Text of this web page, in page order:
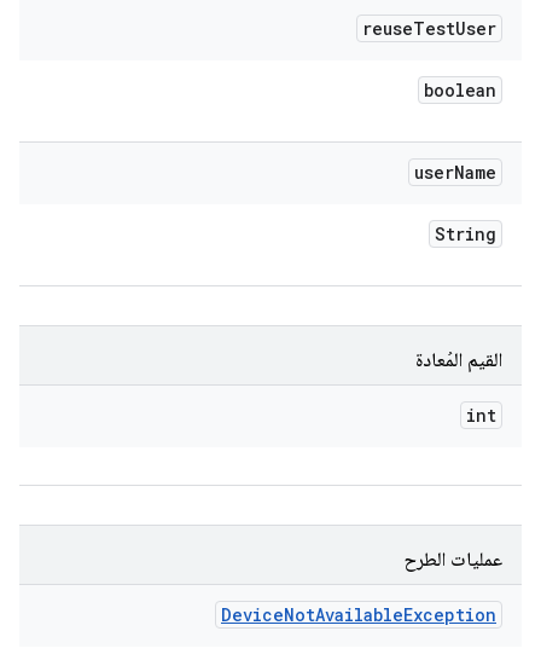
reuseTestUser
boolean
userName
String
القيم المُعادة
int
عمليات الطرح
DeviceNotAvailableException